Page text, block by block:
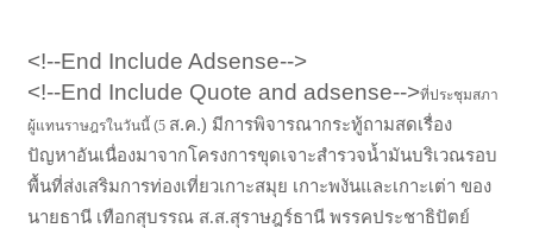
<!--End Include Adsense-->
<!--End Include Quote and adsense-->ที่ประชุมสภา
ผู้แทนราษฎรในวันนี้ (5 ส.ค.) มีการพิจารณากระทู้ถามสดเรื่อง
ปัญหาอันเนื่องมาจากโครงการขุดเจาะสำรวจน้ำมันบริเวณรอบ
พื้นที่ส่งเสริมการท่องเที่ยวเกาะสมุย เกาะพงันและเกาะเต่า ของ
นายธานี เทือกสุบรรณ ส.ส.สุราษฎร์ธานี พรรคประชาธิปัตย์